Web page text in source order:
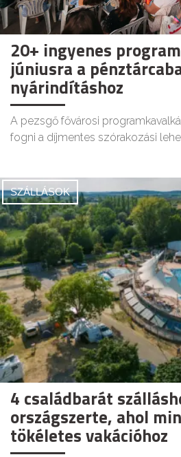
20+ ingyenes
júniusra a
nyárindításhoz
A pezsgő fővárosi
fogni a díjmentes szórakozási
SZÁLLÁSOK
4 családbarát
országszerte, ahol
tökéletes vakációhoz